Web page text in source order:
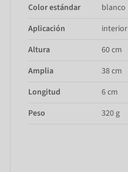
Color estándar
blanco
Aplicación
interior
Altura
60 cm
Amplia
38 cm
Longitud
6 cm
Peso
320 g